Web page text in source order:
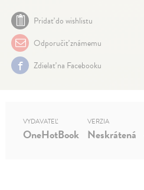
Pridať do wishlistu
Odporučiť známemu
Zdielať na Facebooku
VYDAVATEĽ
OneHotBook
VERZIA
Neskrátená